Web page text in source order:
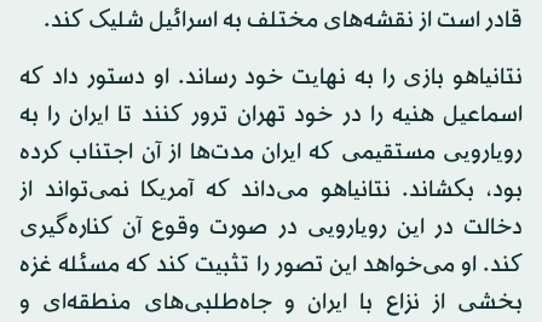
قادر است از نقشه‌های مختلف به اسرائیل شلیک کند.
نتانیاهو بازی را به نهایت خود رساند. او دستور داد که
اسماعیل هنیه را در خود تهران ترور کنند تا ایران را به
رویارویی مستقیمی که ایران مدت‌ها از آن اجتناب کرده
بود، بکشاند. نتانیاهو می‌داند که آمریکا نمی‌تواند از
دخالت در این رویارویی در صورت وقوع آن کناره‌گیری
کند. او می‌خواهد این تصور را تثبیت کند که مسئله غزه
بخشی از نزاع با ایران و جاه‌طلبی‌های منطقه‌ای و